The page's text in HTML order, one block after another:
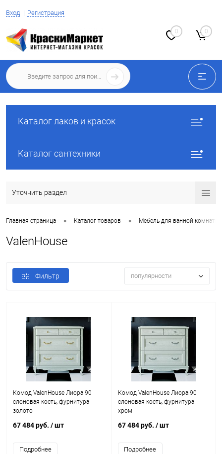
Вход Регистрация
0 0
Каталог лаков и красок
Каталог сантехники
Уточнить раздел
Главная страница • Каталог товаров • Мебель для ванной комнаты
ValenHouse
Фильтр популярности
Комод ValenHouse Лиора 90
слоновая кость, фурнитура
золото
67 484 руб. / шт
Подробнее
Комод ValenHouse Лиора 90
слоновая кость, фурнитура
хром
67 484 руб. / шт
Подробнее